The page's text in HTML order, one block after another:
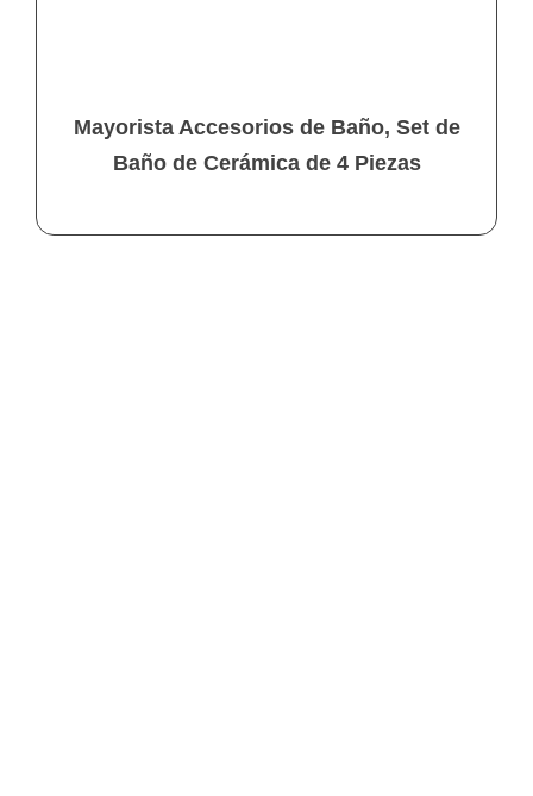
Mayorista Accesorios de Baño, Set de
Baño de Cerámica de 4 Piezas